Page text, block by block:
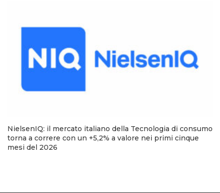
NielsenIQ: il mercato italiano della Tecnologia di consumo
torna a correre con un +5,2% a valore nei primi cinque
mesi del 2026